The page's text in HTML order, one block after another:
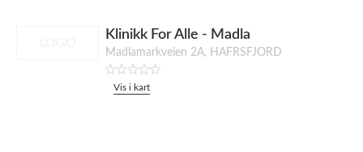
Klinikk For Alle - Madla
Madlamarkveien 2A, HAFRSFJORD
Vis i kart